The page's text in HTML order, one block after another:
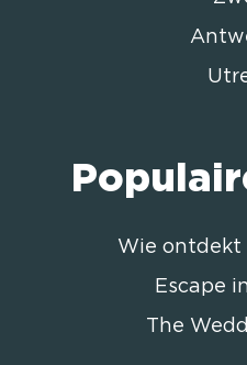
Wie ontdekt
Escape
The